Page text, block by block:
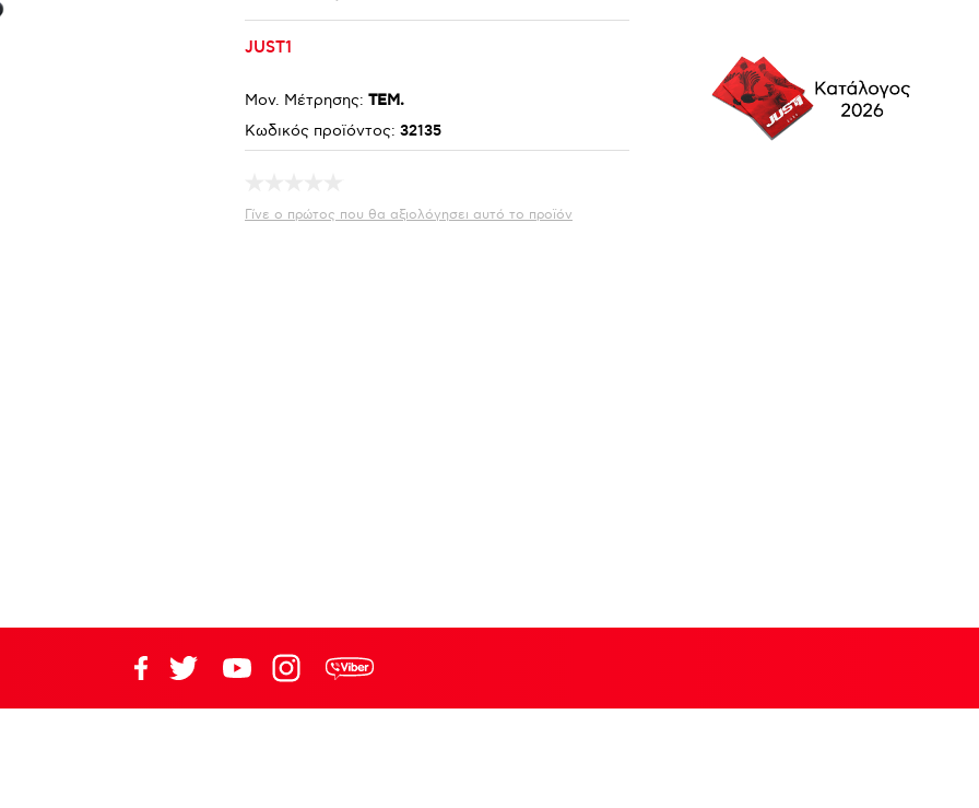
JUST1
Μον. Μέτρησης: ΤΕΜ.
Κωδικός προϊόντος: 32135
Γίνε ο πρώτος που θα αξιολόγησει αυτό το προϊόν